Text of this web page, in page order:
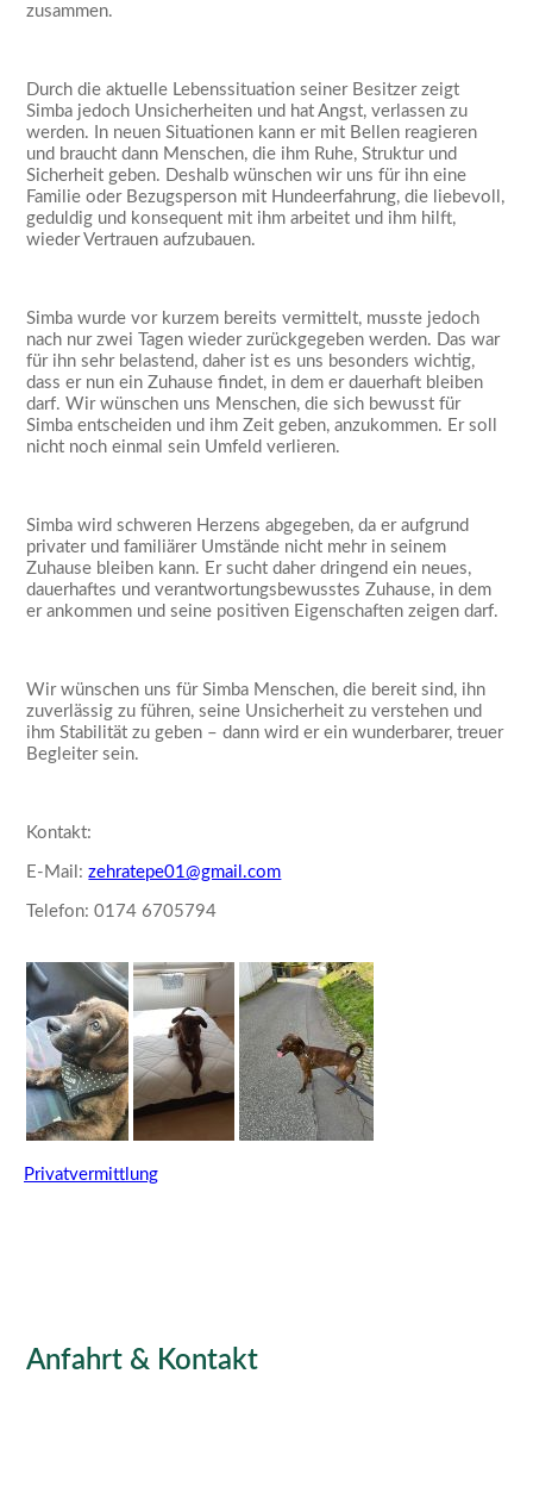
zusammen.
Durch die aktuelle Lebenssituation seiner Besitzer zeigt
Simba jedoch Unsicherheiten und hat Angst, verlassen zu
werden. In neuen Situationen kann er mit Bellen reagieren
und braucht dann Menschen, die ihm Ruhe, Struktur und
Sicherheit geben. Deshalb wünschen wir uns für ihn eine
Familie oder Bezugsperson mit Hundeerfahrung, die liebevoll,
geduldig und konsequent mit ihm arbeitet und ihm hilft,
wieder Vertrauen aufzubauen.
Simba wurde vor kurzem bereits vermittelt, musste jedoch
nach nur zwei Tagen wieder zurückgegeben werden. Das war
für ihn sehr belastend, daher ist es uns besonders wichtig,
dass er nun ein Zuhause findet, in dem er dauerhaft bleiben
darf. Wir wünschen uns Menschen, die sich bewusst für
Simba entscheiden und ihm Zeit geben, anzukommen. Er soll
nicht noch einmal sein Umfeld verlieren.
Simba wird schweren Herzens abgegeben, da er aufgrund
privater und familiärer Umstände nicht mehr in seinem
Zuhause bleiben kann. Er sucht daher dringend ein neues,
dauerhaftes und verantwortungsbewusstes Zuhause, in dem
er ankommen und seine positiven Eigenschaften zeigen darf.
Wir wünschen uns für Simba Menschen, die bereit sind, ihn
zuverlässig zu führen, seine Unsicherheit zu verstehen und
ihm Stabilität zu geben – dann wird er ein wunderbarer, treuer
Begleiter sein.
Kontakt:
E-Mail:zehratepe01@gmail.com
Telefon: 0174 6705794
Privatvermittlung
Anfahrt & Kontakt